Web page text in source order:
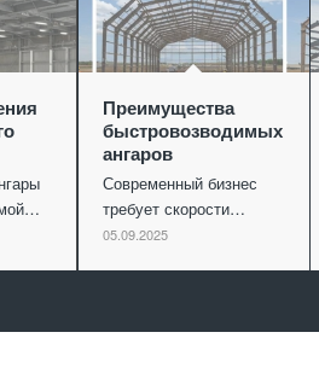
Преимущества
быстровозводимых
ангаров
Современный бизнес
требует скорости…
05.09.2025